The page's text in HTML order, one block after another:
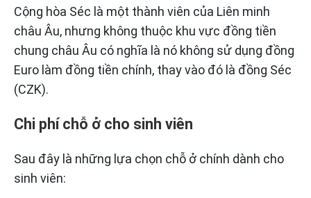
Cộng hòa Séc là một thành viên của Liên minh
châu Âu, nhưng không thuộc khu vực đồng tiền
chung châu Âu có nghĩa là nó không sử dụng đồng
Euro làm đồng tiền chính, thay vào đó là đồng Séc
(CZK).
Chi phí chỗ ở cho sinh viên
Sau đây là những lựa chọn chỗ ở chính dành cho
sinh viên: